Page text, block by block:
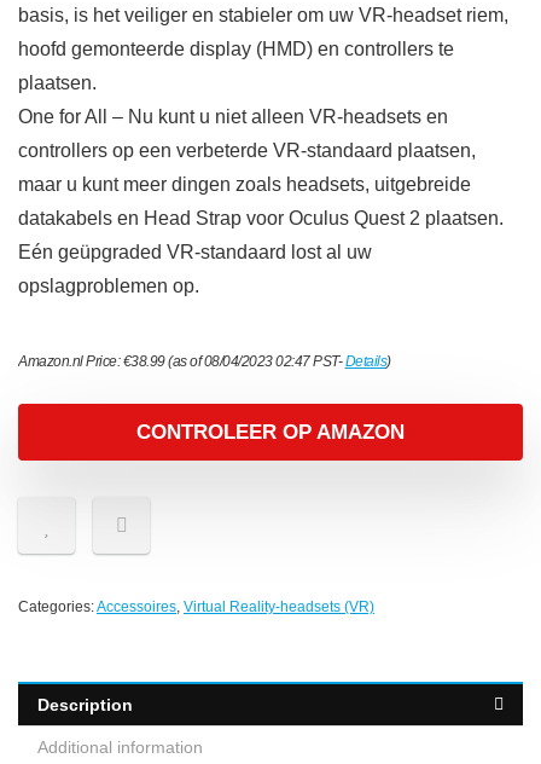
basis, is het veiliger en stabieler om uw VR-headset riem,
hoofd gemonteerde display (HMD) en controllers te
plaatsen.
One for All – Nu kunt u niet alleen VR-headsets en
controllers op een verbeterde VR-standaard plaatsen,
maar u kunt meer dingen zoals headsets, uitgebreide
datakabels en Head Strap voor Oculus Quest 2 plaatsen.
Eén geüpgraded VR-standaard lost al uw
opslagproblemen op.
Amazon.nl Price:€38.99(as of 08/04/2023 02:47 PST-Details)
CONTROLEER OP AMAZON
Categories:Accessoires, Virtual Reality-headsets (VR)
Description
Additional information